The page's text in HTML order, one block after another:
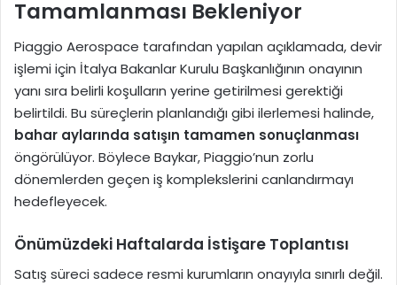
Tamamlanması Bekleniyor
Piaggio Aerospace tarafından yapılan açıklamada, devir
işlemi için İtalya Bakanlar Kurulu Başkanlığının onayının
yanı sıra belirli koşulların yerine getirilmesi gerektiği
belirtildi. Bu süreçlerin planlandığı gibi ilerlemesi halinde,
bahar aylarında satışın tamamen sonuçlanması
öngörülüyor. Böylece Baykar, Piaggio’nun zorlu
dönemlerden geçen iş komplekslerini canlandırmayı
hedefleyecek.
Önümüzdeki Haftalarda İstişare Toplantısı
Satış süreci sadece resmi kurumların onayıyla sınırlı değil.